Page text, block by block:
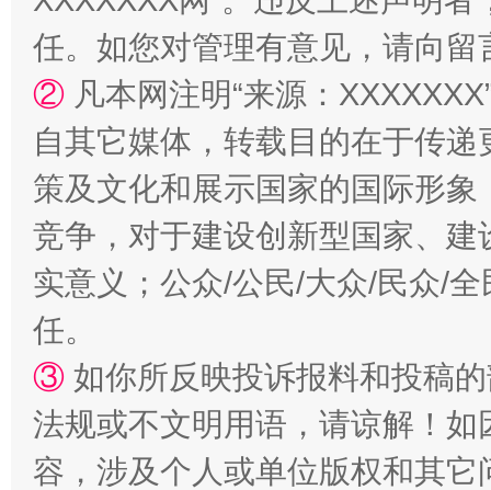
“蜀中异人”王建安的艺术幻境
任。如您对管理有意见，请向
② 凡本网注明“来源：
自其它媒体，转载目的在于传
策及文化和展示国家的国际形
竞争，对于建设创新型国家、
实意义；公众/公民/大众/民众/
任。
③ 如你所反映投诉报料和投稿
法规或不文明用语，请谅解！
容，涉及个人或单位版权和其它